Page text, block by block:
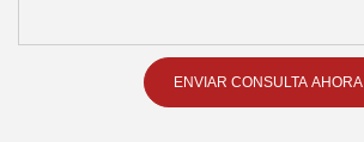
ENVIAR CONSULTA AHORA